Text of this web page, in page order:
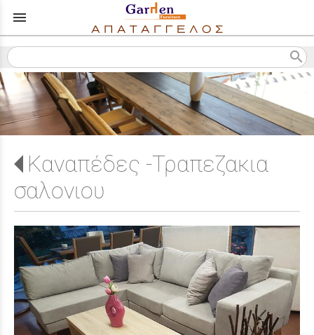
menu
search
Καναπέδες -Τραπεζακια
σαλονιου